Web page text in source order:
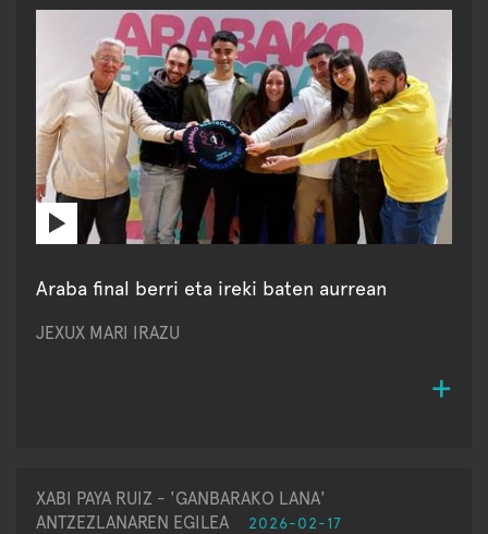
Araba final berri eta ireki baten aurrean
JEXUX MARI IRAZU
XABI PAYA RUIZ - 'GANBARAKO LANA'
ANTZEZLANAREN EGILEA
2026-02-17